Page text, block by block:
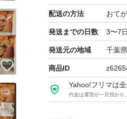
ゆうパケットポスト
☆ナッツは非常食と
に優れた製品を選ぶ
期間が長く、無塩・
配送の方法 おて
発送までの日数 3〜7
発送元の地域 千葉県
商品ID
Yahoo!フリマは
代金は運営が一旦預かり